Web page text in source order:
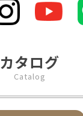
カタログ
Catalog